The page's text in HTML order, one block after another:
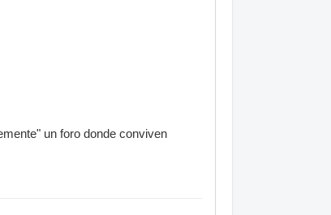
un foro donde conviven